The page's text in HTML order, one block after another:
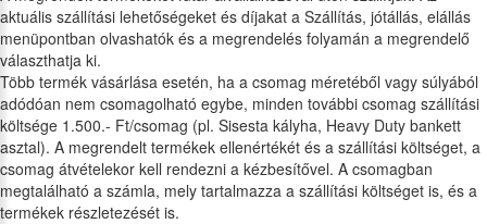
aktuális szállítási lehetőségeket és díjakat a Szállítás, jótállás, elállás
menüpontban olvashatók és a megrendelés folyamán a megrendelő
választhatja ki.
Több termék vásárlása esetén, ha a csomag méretéből vagy súlyából
adódóan nem csomagolható egybe, minden további csomag szállítási
költsége 1.500.- Ft/csomag (pl. Sisesta kályha, Heavy Duty bankett
asztal). A megrendelt termékek ellenértékét és a szállítási költséget, a
csomag átvételekor kell rendezni a kézbesítővel. A csomagban
megtalálható a számla, mely tartalmazza a szállítási költséget is, és a
termékek részletezését is.